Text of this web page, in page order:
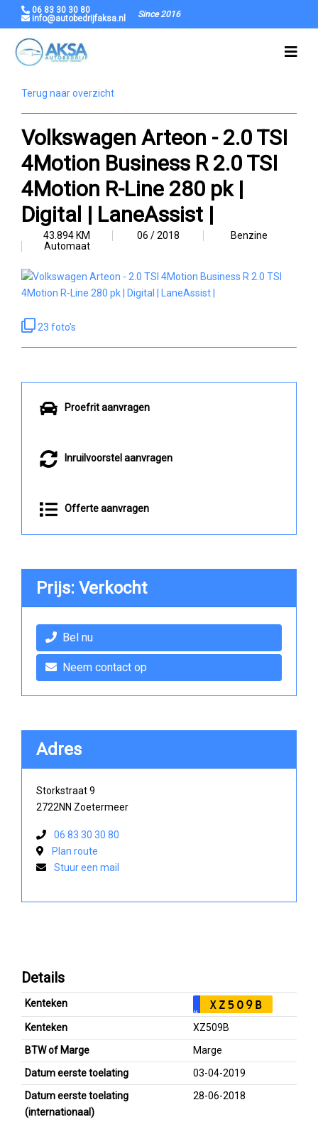
06 83 30 30 80
info@autobedrijfaksa.nl
Since 2016
Terug naar overzicht
Volkswagen Arteon - 2.0 TSI
4Motion Business R 2.0 TSI
4Motion R-Line 280 pk |
Digital | LaneAssist |
43.894 KM 06 / 2018
Benzine
Automaat
23 foto's
Proefrit aanvragen
Inruilvoorstel aanvragen
Offerte aanvragen
Details
Kenteken
NL XZ509B
Kenteken
XZ509B
BTW of Marge
Marge
Datum eerste toelating
03-04-2019
Datum eerste toelating
(internationaal)
28-06-2018
Prijs: Verkocht
Bel nu
Neem contact op
Adres
Storkstraat 9
2722NN Zoetermeer
06 83 30 30 80
Plan route
Stuur een mail